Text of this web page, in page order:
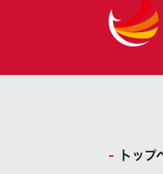
トップ